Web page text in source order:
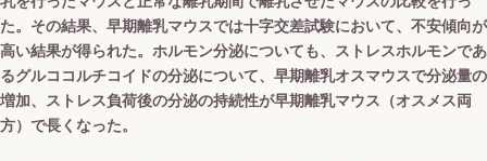
た。その結果、早期離乳マウスでは十字交差試験において、不安傾向が
高い結果が得られた。ホルモン分泌についても、ストレスホルモンであ
るグルココルチコイドの分泌について、早期離乳オスマウスで分泌量の
増加、ストレス負荷後の分泌の持続性が早期離乳マウス（オスメス両
方）で長くなった。